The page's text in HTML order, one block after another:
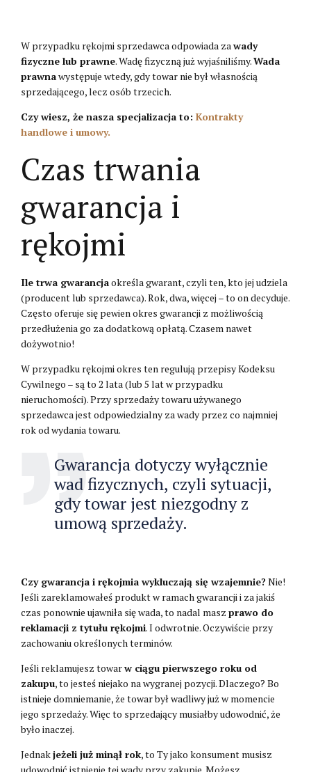
W przypadku rękojmi sprzedawca odpowiada za wady
fizyczne lub prawne. Wadę fizyczną już wyjaśniliśmy.Wada
prawnawystępuje wtedy, gdy towar nie był własnością
sprzedającego, lecz osób trzecich.
Czy wiesz, że nasza specjalizacja to: Kontrakty
handlowe i umowy.
Czas trwania
gwarancja i
rękojmi
Ile trwa gwarancjaokreśla gwarant, czyli ten, kto jej udziela
(producent lub sprzedawca). Rok, dwa, więcej – to on decyduje.
Często oferuje się pewien okres gwarancji z możliwością
przedłużenia go za dodatkową opłatą. Czasem nawet
dożywotnio!
W przypadku rękojmi okres ten regulują przepisy Kodeksu
Cywilnego – są to 2 lata (lub 5 lat w przypadku
nieruchomości). Przy sprzedaży towaru używanego
sprzedawca jest odpowiedzialny za wady przez co najmniej
rok od wydania towaru.
Gwarancja dotyczy wyłącznie
wad fizycznych, czyli sytuacji,
gdy towar jest niezgodny z
umową sprzedaży.
Czy gwarancja i rękojmia wykluczają się wzajemnie?Nie!
Jeśli zareklamowałeś produkt w ramach gwarancji i za jakiś
czas ponownie ujawniła się wada, to nadal masz prawo do
reklamacji z tytułu rękojmi. I odwrotnie. Oczywiście przy
zachowaniu określonych terminów.
Jeśli reklamujesz towarw ciągu pierwszego roku od
zakupu, to jesteś niejako na wygranej pozycji. Dlaczego? Bo
istnieje domniemanie, że towar był wadliwy już w momencie
jego sprzedaży. Więc to sprzedający musiałby udowodnić, że
było inaczej.
Jednakjeżeli już minął rok, to Ty jako konsument musisz
udowodnić istnienie tej wady przy zakupie. Możesz